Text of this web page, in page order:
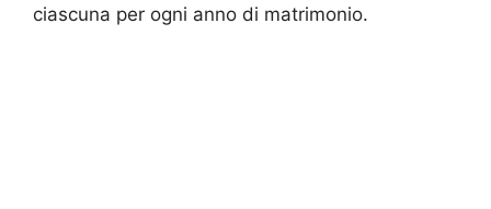
ciascuna per ogni anno di matrimonio.